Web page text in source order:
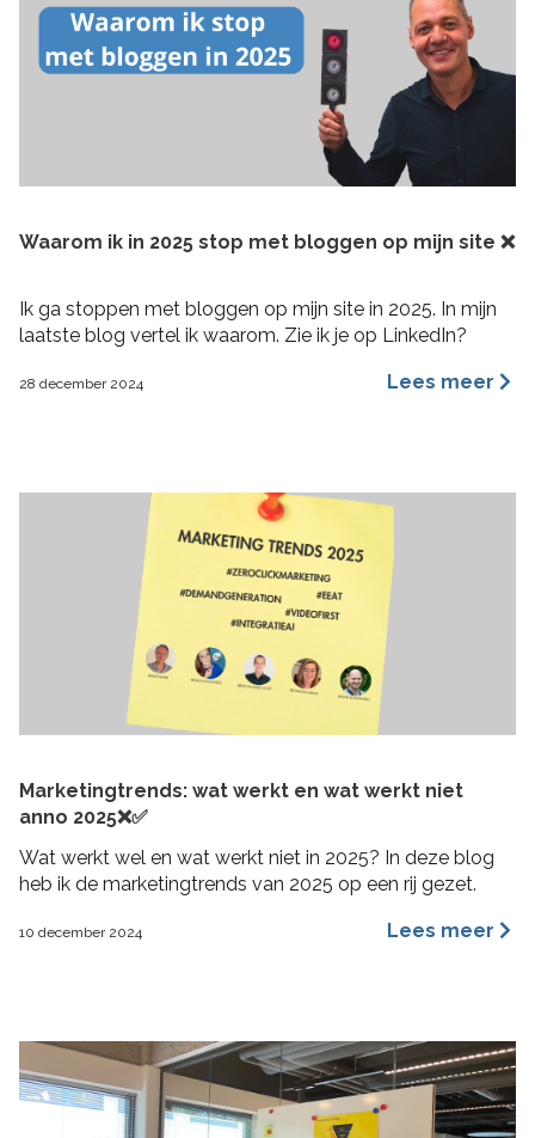
Waarom ik in 2025 stop met bloggen op mijn site ❌
Ik ga stoppen met bloggen op mijn site in 2025. In mijn
laatste blog vertel ik waarom. Zie ik je op LinkedIn?
28 december 2024 Lees meer
Marketingtrends: wat werkt en wat werkt niet
anno 2025❌✅
Wat werkt wel en wat werkt niet in 2025? In deze blog
heb ik de marketingtrends van 2025 op een rij gezet.
10 december 2024 Lees meer